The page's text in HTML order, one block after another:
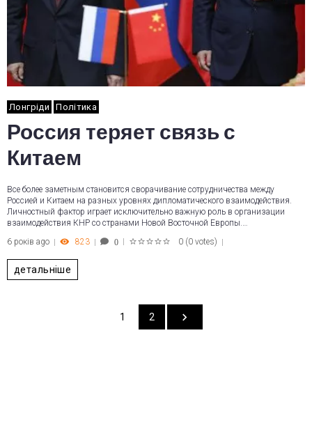
Лонгріди Політика
Россия теряет связь с
Китаем
Все более заметным становится сворачивание сотрудничества между
Россией и Китаем на разных уровнях дипломатического взаимодействия.
Личностный фактор играет исключительно важную роль в организации
взаимодействия КНР со странами Новой Восточной Европы.…
6 років ago
823 0 0 (0 votes)
детальніше
1 2